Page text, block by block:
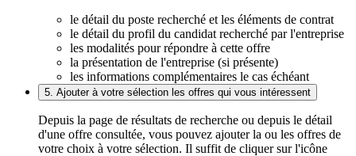
le détail du poste recherché et les éléments de contrat
le détail du profil du candidat recherché par l'entreprise
les modalités pour répondre à cette offre
la présentation de l'entreprise (si présente)
les informations complémentaires le cas échéant
5. Ajouter à votre sélection les offres qui vous intéressent
Depuis la page de résultats de recherche ou depuis le détail
d'une offre consultée, vous pouvez ajouter la ou les offres de
votre choix à votre sélection. Il suffit de cliquer sur l'icône